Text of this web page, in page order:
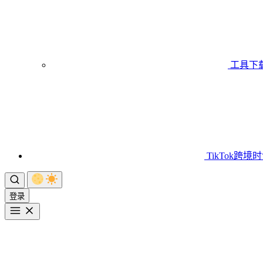
工具下
TikTok跨境
登录